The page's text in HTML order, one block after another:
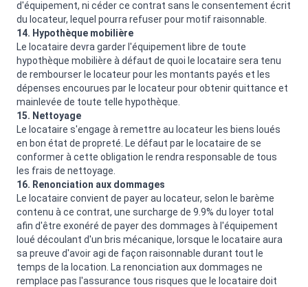
d'équipement, ni céder ce contrat sans le consentement écrit
du locateur, lequel pourra refuser pour motif raisonnable.
14. Hypothèque mobilière
Le locataire devra garder l'équipement libre de toute
hypothèque mobilière à défaut de quoi le locataire sera tenu
de rembourser le locateur pour les montants payés et les
dépenses encourues par le locateur pour obtenir quittance et
mainlevée de toute telle hypothèque.
15. Nettoyage
Le locataire s'engage à remettre au locateur les biens loués
en bon état de propreté. Le défaut par le locataire de se
conformer à cette obligation le rendra responsable de tous
les frais de nettoyage.
16. Renonciation aux dommages
Le locataire convient de payer au locateur, selon le barème
contenu à ce contrat, une surcharge de 9.9% du loyer total
afin d'être exonéré de payer des dommages à l'équipement
loué découlant d'un bris mécanique, lorsque le locataire aura
sa preuve d'avoir agi de façon raisonnable durant tout le
temps de la location. La renonciation aux dommages ne
remplace pas l'assurance tous risques que le locataire doit